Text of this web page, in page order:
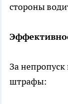
стороны
За
штрафы: